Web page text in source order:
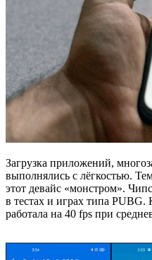
Загрузка приложений,
выполнялись с лёгкостью.
этот девайс «монстром».
в тестах и играх типа
работала на 40 fps при